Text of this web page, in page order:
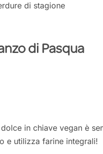
di stagione
di Pasqua
in chiave vegan è
e utilizza farine integrali!